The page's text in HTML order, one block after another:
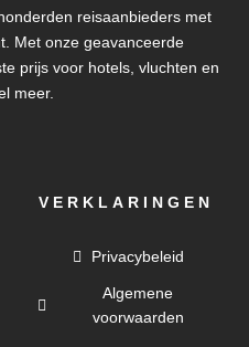
reisaanbieders met
Met onze geavanceerde
prijs voor hotels, vluchten en
meer.
VERKLARINGEN
Privacybeleid
Algemene
voorwaarden